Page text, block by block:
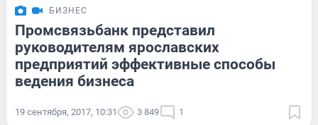
БИЗНЕС
Промсвязьбанк представил
руководителям ярославских
предприятий эффективные способы
ведения бизнеса
19 сентября, 2017, 10:31 3 849 1